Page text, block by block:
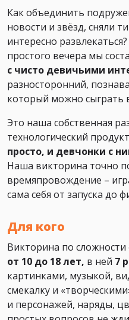
Как объединить
новости и звёзд, сняли
интересно
простого вечера мы
с чисто девичьими
разносторонний,
который можно сыграть
Это наша собственная
технологический
просто, и девчонки с
Наша викторина точно
времяпровождение –
сама себя от запуска до
Для кого
Викторина по
от 10 до 18 лет, в ней 7
картинками, музыкой,
смекалку и
и персонажей, наряды,